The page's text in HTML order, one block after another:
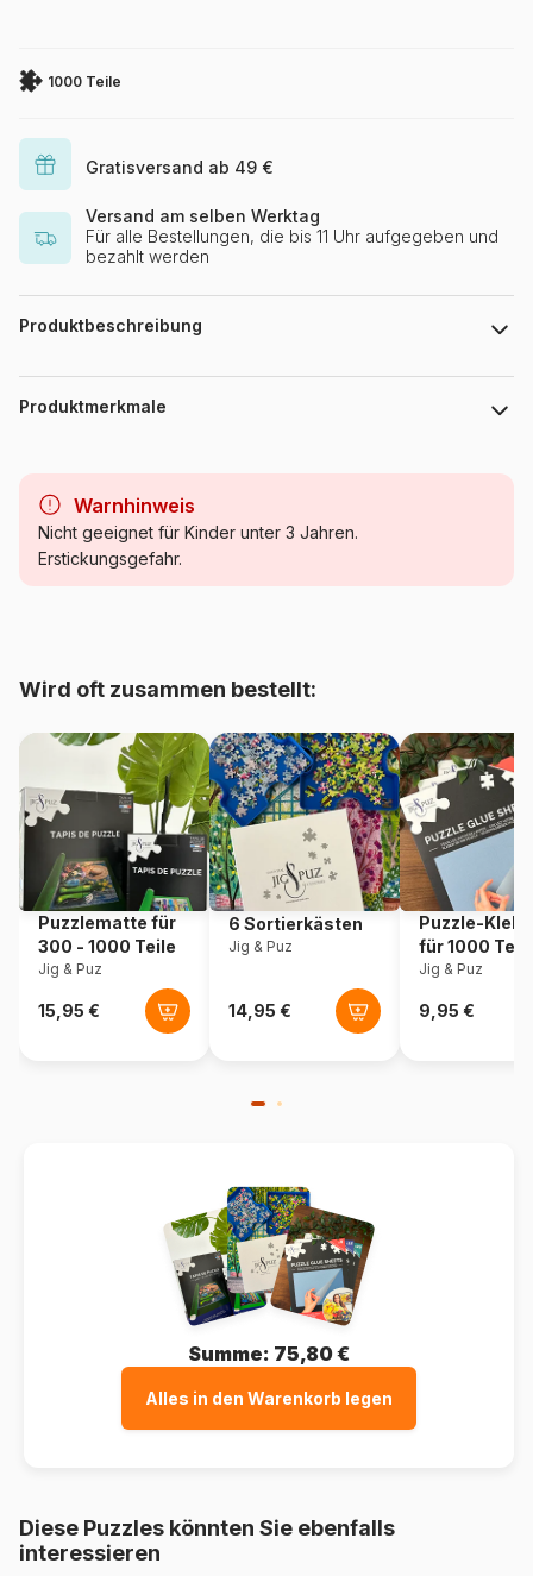
1000 Teile
Gratisversand ab 49 €
Versand am selben Werktag
Für alle Bestellungen, die bis 11 Uhr aufgegeben und
bezahlt werden
Produktbeschreibung
Heln.illustration
Produktmerkmale
Kategorie
Puzzle Wald, Blumen und
Herkunft Frankreich
Artikelnummer Pieces-Peace-F-00201
EAN 3667232002010
Teileanzahl 1000 Teile
Maße 69 x 48 cm
Warnhinweis
Nicht geeignet für Kinder unter 3 Jahren.
Erstickungsgefahr.
Wird oft zusammen bestellt:
Puzzlematte für
300 - 1000 Teile
Jig & Puz
6 Sortierkästen
Jig & Puz
Puzzle-
für 1000
Jig & Puz
Summe: 75,80 €
Alles in den Warenkorb legen
Diese Puzzles könnten Sie ebenfalls
interessieren